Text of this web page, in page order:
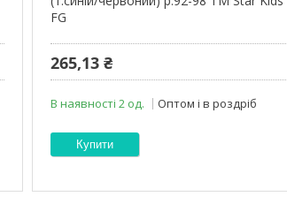
FG
265,13 ₴
В наявності 2 од. Оптом і в роздріб
Купити